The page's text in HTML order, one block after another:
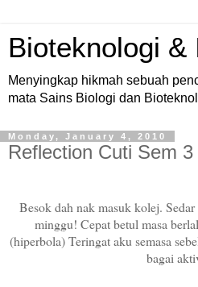
Bioteknologi &
Menyingkap hikmah sebuah
mata Sains Biologi dan
Monday, January 4, 2010
Reflection Cuti Sem 3
Besok dah nak masuk kolej.
minggu! Cepat betul masa
(hiperbola) Teringat aku semasa
bagai